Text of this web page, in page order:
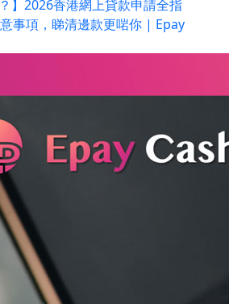
】2026香港網上貸款申請全指
事項，睇清邊款更啱你 | Epay